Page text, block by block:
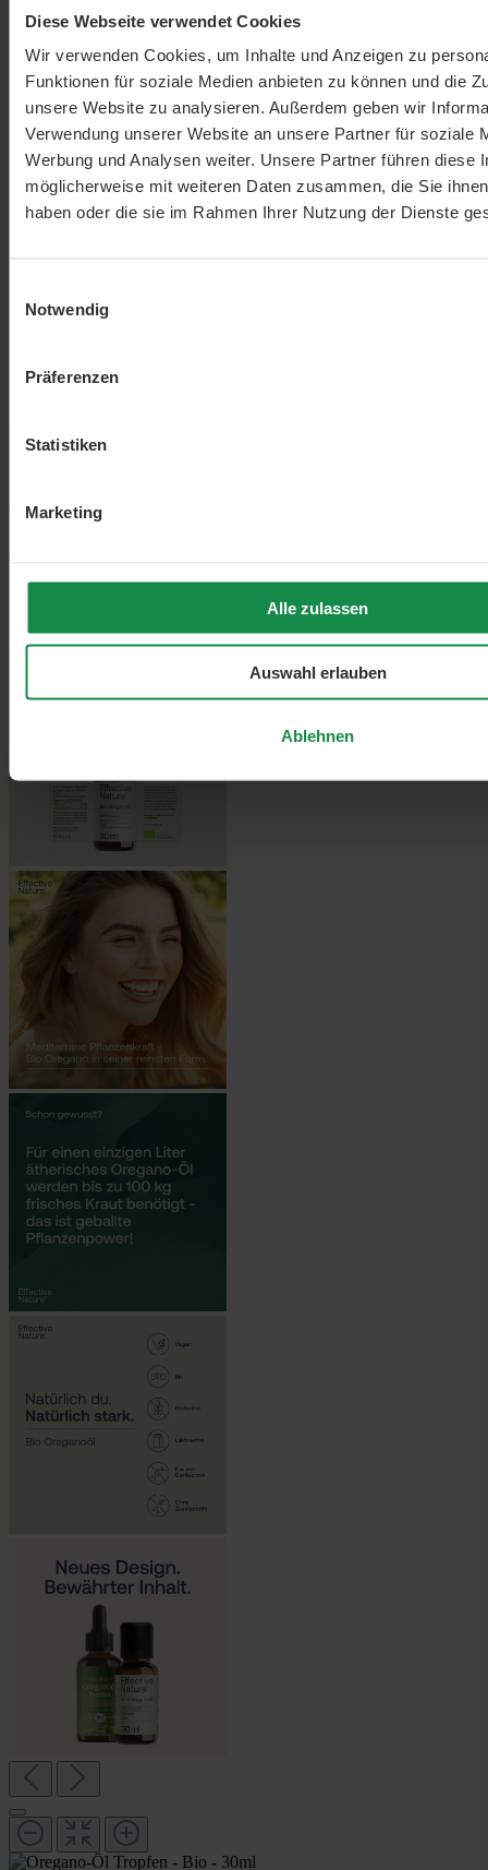
Diese Webseite verwendet Cookies
Wir verwenden Cookies, um Inhalte und Anzeigen zu
Funktionen für soziale Medien anbieten zu können und die
unsere Website zu analysieren. Außerdem geben wir
Verwendung unserer Website an unsere Partner für soziale
Werbung und Analysen weiter. Unsere Partner führen diese
möglicherweise mit weiteren Daten zusammen, die Sie
haben oder die sie im Rahmen Ihrer Nutzung der Dienste
Notwendig
Präferenzen
Statistiken
Marketing
Alle zulassen
Auswahl erlauben
Ablehnen